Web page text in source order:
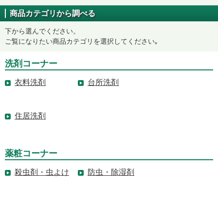
商品カテゴリから調べる
下から選んでください。
ご覧になりたい商品カテゴリを選択してください｡
洗剤コーナー
衣料洗剤 台所洗剤
住居洗剤
薬粧コーナー
殺虫剤・虫よけ 防虫・除湿剤